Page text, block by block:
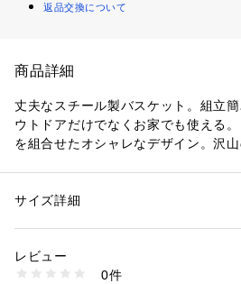
返品交換について
商品詳細
丈夫なスチール製バスケット。組立
ウトドアだけでなくお家でも使える
を組合せたオシャレなデザイン。沢
性別：レディース
ッズ
生産国：中国
1099400000359
サイズ詳細
レビュー
0件